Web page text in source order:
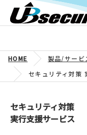
HOME 製品/サービ
セキュリティ対策
セキュリティ対策
実行支援サービス